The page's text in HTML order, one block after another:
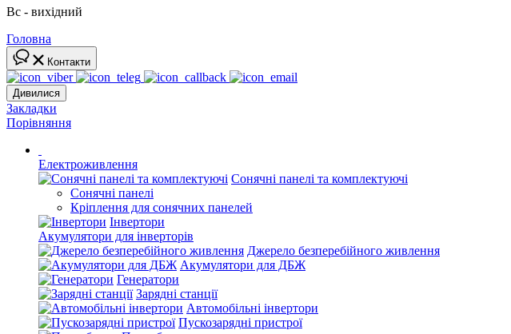
Вс - вихідний
Головна
Контакти
Дивилися
Закладки
Порівняння
Електроживлення
Сонячні панелі та комплектуючі
Сонячні панелі
Кріплення для сонячних панелей
Інвертори
Акумулятори для інверторів
Джерело безперебійного живлення
Акумулятори для ДБЖ
Генератори
Зарядні станції
Автомобільні інвертори
Пускозарядні пристрої